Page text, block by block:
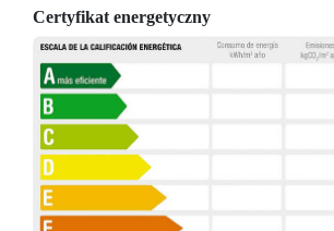
Certyfikat energetyczny